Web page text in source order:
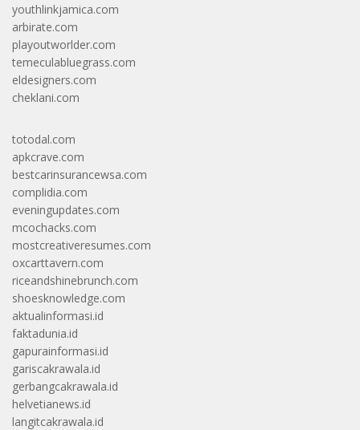
youthlinkjamica.com
arbirate.com
playoutworlder.com
temeculabluegrass.com
eldesigners.com
cheklani.com
totodal.com
apkcrave.com
bestcarinsurancewsa.com
complidia.com
eveningupdates.com
mcochacks.com
mostcreativeresumes.com
oxcarttavern.com
riceandshinebrunch.com
shoesknowledge.com
aktualinformasi.id
faktadunia.id
gapurainformasi.id
gariscakrawala.id
gerbangcakrawala.id
helvetianews.id
langitcakrawala.id